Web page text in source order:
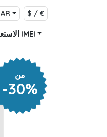
AR $ / €
الاستعلام عن رقم IMEI
من
-30%